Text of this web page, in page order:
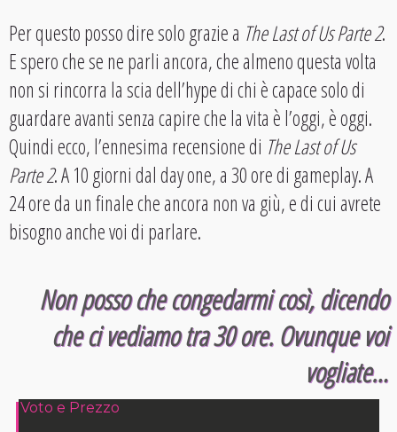
Per questo posso dire solo grazie a The Last of Us Parte 2.
E spero che se ne parli ancora, che almeno questa volta
non si rincorra la scia dell’hype di chi è capace solo di
guardare avanti senza capire che la vita è l’oggi, è oggi.
Quindi ecco, l’ennesima recensione di The Last of Us
Parte 2. A 10 giorni dal day one, a 30 ore di gameplay. A
24 ore da un finale che ancora non va giù, e di cui avrete
bisogno anche voi di parlare.
Non posso che congedarmi così, dicendo
che ci vediamo tra 30 ore. Ovunque voi
vogliate…
Voto e Prezzo